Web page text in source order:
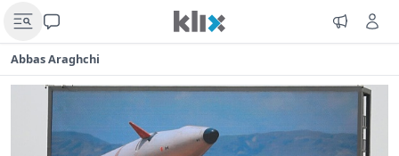
Abbas Araghchi